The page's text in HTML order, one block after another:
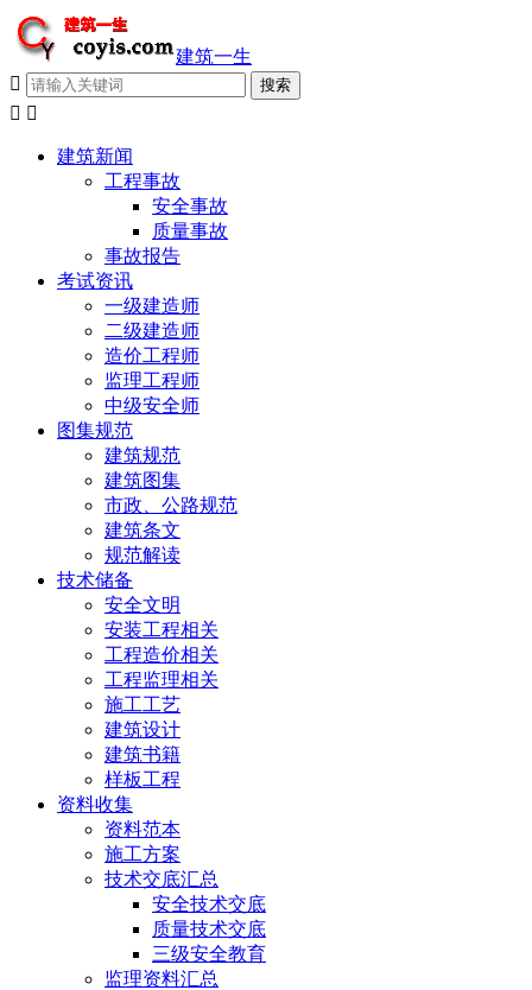
建筑一生

 
建筑新闻
工程事故
安全事故
质量事故
事故报告
考试资讯
一级建造师
二级建造师
造价工程师
监理工程师
中级安全师
图集规范
建筑规范
建筑图集
市政、公路规范
建筑条文
规范解读
技术储备
安全文明
安装工程相关
工程造价相关
工程监理相关
施工工艺
建筑设计
建筑书籍
样板工程
资料收集
资料范本
施工方案
技术交底汇总
安全技术交底
质量技术交底
三级安全教育
监理资料汇总